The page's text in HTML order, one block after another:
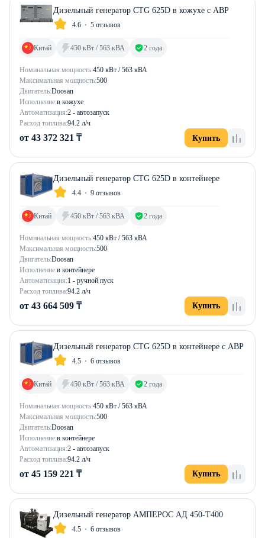
Дизельный генератор CTG 625D в кожухе с АВР
4.6 5 отзывов
Номинальная мощность:450 кВт / 563 кВА
Максимальная мощность:500
Двигатель:Doosan
Исполнение:в кожухе
Автоматизация:2 - автозапуск
Расход топлива:94.2 л/ч
Китай 450 кВт / 563 кВА 2 года
от 43 372 321 ₸ Купить
Дизельный генератор CTG 625D в контейнере
4.4 9 отзывов
Номинальная мощность:450 кВт / 563 кВА
Максимальная мощность:500
Двигатель:Doosan
Исполнение:в контейнере
Автоматизация:1 - ручной пуск
Расход топлива:94.2 л/ч
Китай 450 кВт / 563 кВА 2 года
от 43 664 509 ₸ Купить
Дизельный генератор CTG 625D в контейнере с АВР
4.5 6 отзывов
Номинальная мощность:450 кВт / 563 кВА
Максимальная мощность:500
Двигатель:Doosan
Исполнение:в контейнере
Автоматизация:2 - автозапуск
Расход топлива:94.2 л/ч
Китай 450 кВт / 563 кВА 2 года
от 45 159 221 ₸ Купить
Дизельный генератор АМПЕРОС АД 450-Т400
4.5 6 отзывов